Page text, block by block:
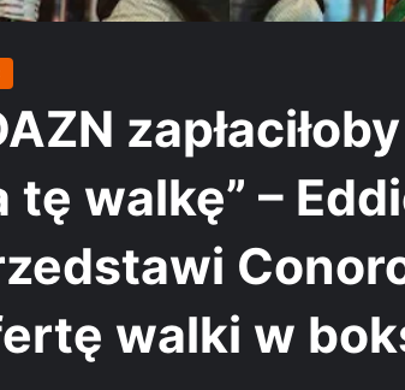
tę walkę” –
walki w